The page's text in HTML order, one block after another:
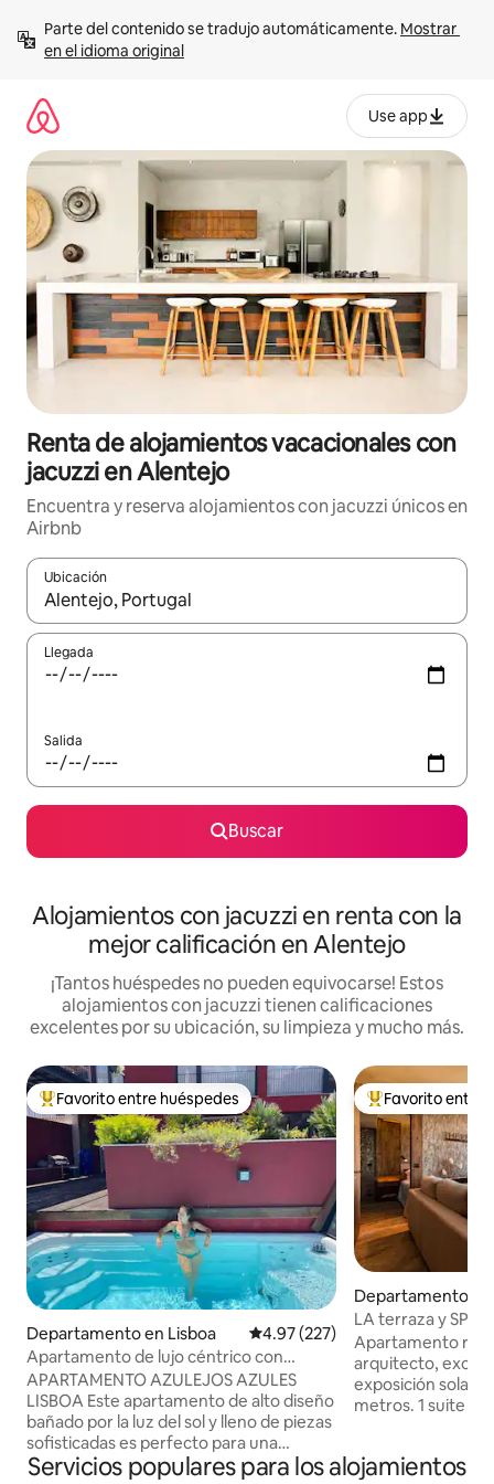
contenido
Parte del contenido se tradujo automáticamente. Mostrar
en el idioma original
Use app
Renta de alojamientos vacacionales con
jacuzzi en Alentejo
Encuentra y reserva alojamientos con jacuzzi únicos en
Airbnb
Ubicación
Cuando los resultados estén disponibles, podrás navegar
Llegada
Salida
Buscar
Alojamientos con jacuzzi en renta con la
mejor calificación en Alentejo
¡Tantos huéspedes no pueden equivocarse! Estos
alojamientos con jacuzzi tienen calificaciones
excelentes por su ubicación, su limpieza y mucho más.
De los mejores en Favorito entre huéspedes
Favorito entre huéspedes
Departamento en Lisboa Calificación promedio: 4.97 de
4.97 (227)
Apartamento de lujo céntrico con
terraza y jacuzzi
APARTAMENTO AZULEJOS AZULES
LISBOA Este apartamento de alto diseño
bañado por la luz del sol y lleno de piezas
sofisticadas es perfecto para una
estancia relajada en el centro histórico
De los mejores
Favorito entre
Departamento en
os
LA terraza y SPA
Apartamento
arquitecto,
exposición solar,
metros. 1 suite con SPA y baño turco
cine. Habitación
Servicios populares para los alojamientos